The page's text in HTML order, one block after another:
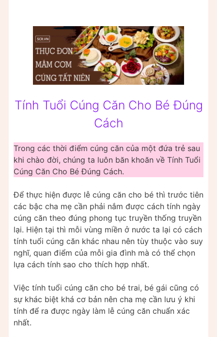
Tính Tuổi Cúng Căn Cho Bé Đúng
Cách
Trong các thời điểm cúng căn của một đứa trẻ sau
khi chào đời, chúng ta luôn băn khoăn về Tính Tuổi
Cúng Căn Cho Bé Đúng Cách.
Để thực hiện được lễ cúng căn cho bé thì trước tiên
các bậc cha mẹ cần phải nắm được cách tính ngày
cúng căn theo đúng phong tục truyền thống truyền
lại. Hiện tại thì mỗi vùng miền ở nước ta lại có cách
tính tuổi cúng căn khác nhau nên tùy thuộc vào suy
nghĩ, quan điểm của mỗi gia đình mà có thể chọn
lựa cách tính sao cho thích hợp nhất.
Việc tính tuổi cúng căn cho bé trai, bé gái cũng có
sự khác biệt khá cơ bản nên cha mẹ cần lưu ý khi
tính để ra được ngày làm lễ cúng căn chuẩn xác
nhất.